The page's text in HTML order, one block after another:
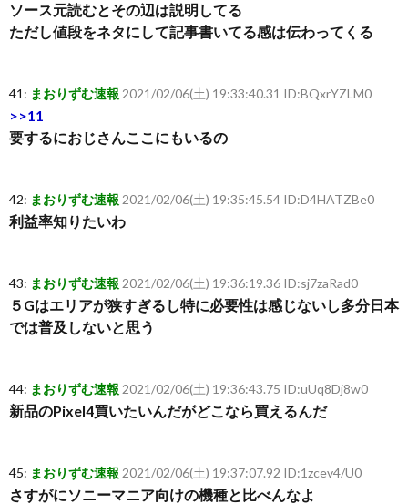
ソース元読むとその辺は説明してる
ただし値段をネタにして記事書いてる感は伝わってくる
41: まおりずむ速報 2021/02/06(土) 19:33:40.31 ID:BQxrYZLM0
>>11
要するにおじさんここにもいるの
42: まおりずむ速報 2021/02/06(土) 19:35:45.54 ID:D4HATZBe0
利益率知りたいわ
43: まおりずむ速報 2021/02/06(土) 19:36:19.36 ID:sj7zaRad0
５Gはエリアが狭すぎるし特に必要性は感じないし多分日本
では普及しないと思う
44: まおりずむ速報 2021/02/06(土) 19:36:43.75 ID:uUq8Dj8w0
新品のPixel4買いたいんだがどこなら買えるんだ
45: まおりずむ速報 2021/02/06(土) 19:37:07.92 ID:1zcev4/U0
さすがにソニーマニア向けの機種と比べんなよ